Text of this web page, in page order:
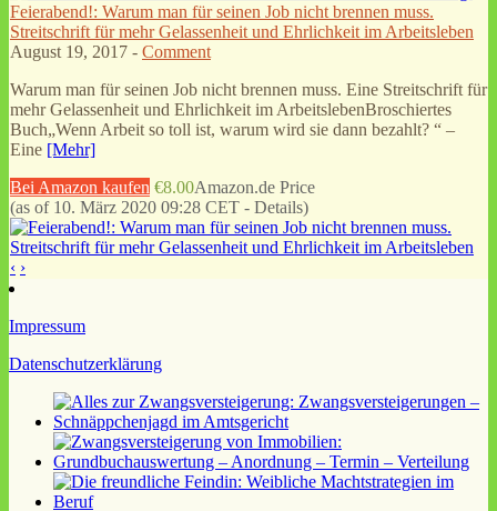
Feierabend!: Warum man für seinen Job nicht brennen muss.
Streitschrift für mehr Gelassenheit und Ehrlichkeit im Arbeitsleben
August 19, 2017 - Comment
Warum man für seinen Job nicht brennen muss. Eine Streitschrift für
mehr Gelassenheit und Ehrlichkeit im ArbeitslebenBroschiertes
Buch„Wenn Arbeit so toll ist, warum wird sie dann bezahlt? “ –
Eine [Mehr]
Bei Amazon kaufen €8.00Amazon.de Price
(as of 10. März 2020 09:28 CET - Details)
‹ ›
Impressum
Datenschutzerklärung